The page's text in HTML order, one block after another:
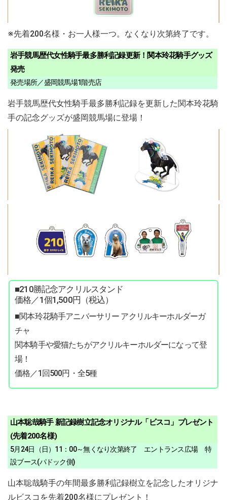
※先着200名様・お一人様一つ。なくなり次第終了です。
岩手競馬歴代女性騎手最多勝利記録更新！関本玲花騎手グッズ
発売
発売場所／盛岡競馬場1階売店
岩手競馬歴代女性騎手最多勝利記録を更新した関本玲花騎
手の記念グッズが盛岡競馬場に登場！
■210勝記念アクリルスタンド
価格／1個1,500円（税込）
■関本玲花騎手アニバーサリー アクリルキーホルダーガ
チャ
関本騎手や愛猫たちがアクリルキーホルダーになって登
場！
価格／1回500円・全5種
山本聡哉騎手 新記録樹立記念オリジナル「ビスコ」プレゼント
(先着200名様)
5月24日（日）11：00～無くなり次第終了 エントランス広場 特
設ブース(パドック側)
山本聡哉騎手の年間最多勝利記録樹立を記念したオリジナ
ルビスコを先着200名様にプレゼント！